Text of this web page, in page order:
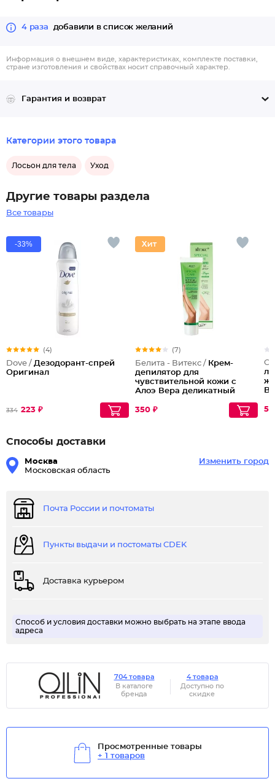
4 раза добавили в список желаний
Информация о внешнем виде, характеристиках, комплекте поставки,
стране изготовления и свойствах носит справочный характер.
Гарантия и возврат
Категории этого товара
Лосьон для тела Уход
Другие товары раздела
Все товары
-33%
(4)
Dove / Дезодорант-спрей
Оригинал
334 223 ₽
(7)
Белита - Витекс / Крем-
депилятор для
чувствительной кожи с
Алоэ Вера деликатный
350 ₽
Способы доставки
Москва
Московская область
Изменить город
Почта России и почтоматы
Пункты выдачи и постоматы CDEK
Доставка курьером
Способ и условия доставки можно выбрать на этапе ввода
адреса
704 товара
В каталоге
бренда
4 товара
Доступно по
скидке
Просмотренные товары
+ 1 товаров